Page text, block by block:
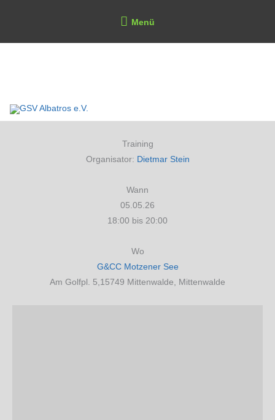
Menü
Training
Organisator: Dietmar Stein
Wann
05.05.26
18:00 bis 20:00
Wo
G&CC Motzener See
Am Golfpl. 5,15749 Mittenwalde, Mittenwalde